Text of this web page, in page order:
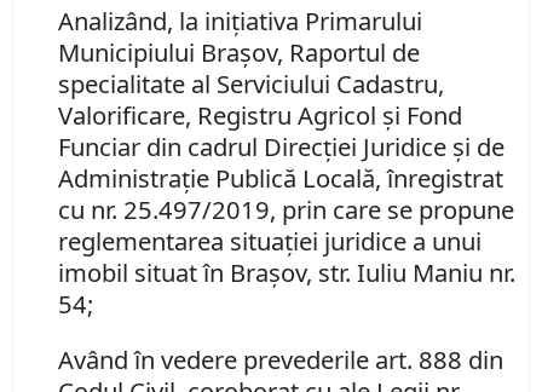
Analizând, la iniţiativa Primarului
Municipiului Braşov, Raportul de
specialitate al Serviciului Cadastru,
Valorificare, Registru Agricol şi Fond
Funciar din cadrul Direcţiei Juridice şi de
Administraţie Publică Locală, înregistrat
cu nr. 25.497/2019, prin care se propune
reglementarea situaţiei juridice a unui
imobil situat în Braşov, str. Iuliu Maniu nr.
54;
Având în vedere prevederile art. 888 din